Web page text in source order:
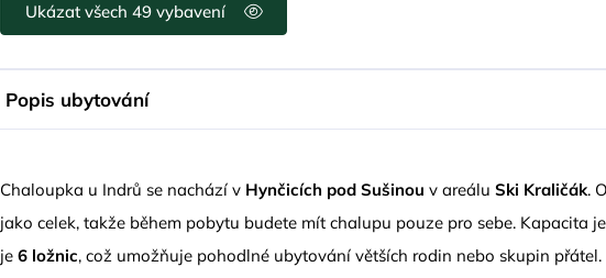
Ukázat všech 49 vybavení
Popis ubytování
Chaloupka u Indrů se nachází v Hynčicích pod Sušinou v areáluSki Kraličák.
jako celek, takže během pobytu budete mít chalupu pouze pro sebe. Kapacita
je6 ložnic, což umožňuje pohodlné ubytování větších rodin nebo skupin přátel.